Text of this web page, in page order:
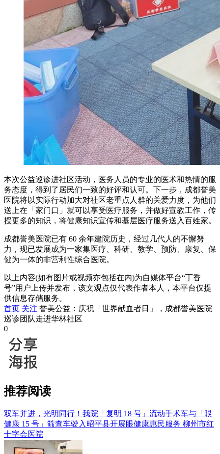
本次公益巡诊进社区活动，医务人员的专业的医术和热情的服
务态度，得到了居民们一致的好评和认可。下一步，成都誉美
医院将以实际行动加大对社区老重点人群的关爱力度，为他们
送上在「家门口」就可以享受医疗服务，并做好宣教工作，传
授更多的知识，将健康知识宣传和基层医疗服务送入百姓家。
成都誉美医院已有 60 余年建院历史，经过几代人的不懈努
力，现已发展成为一家集医疗、科研、教学、预防、康复、保
健为一体的非营利性综合医院。
以上内容(如有图片或视频亦包括在内)为自媒体平台“丁香
号”用户上传并发布，该文观点仅代表作者本人，本平台仅提
供信息存储服务。
首页 关注 誉美公益：庆祝「世界献血者日」，成都誉美医院
巡诊团队走进华林社区
0
推荐阅读
双车并进，光明同行！我院「复明 18 号」流动手术车与「眼
健康 15 号」筛查车驶入昭平县开展眼健康惠民服务 柳州市红
十字会医院